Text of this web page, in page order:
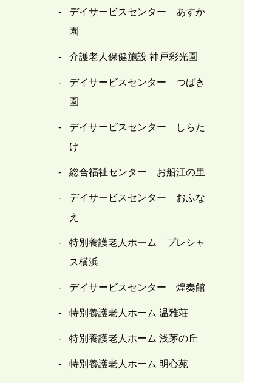
デイサービスセンター あすか
園
介護老人保健施設 神戸彩光園
デイサービスセンター つばき
園
デイサービスセンター しらた
け
総合福祉センター お船江の里
デイサービスセンター おふな
え
特別養護老人ホーム プレシャ
ス横浜
デイサービスセンター 煌奏館
特別養護老人ホーム 温雅荘
特別養護老人ホーム 浅茅の丘
特別養護老人ホーム 明心苑